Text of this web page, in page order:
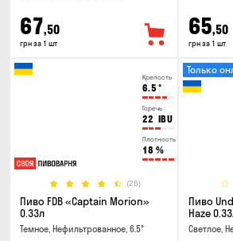
67,50
грн за 1 шт
65,50
грн за 1 шт
Крепость
6.5 °
Горечь
22 IBU
Плотность
18 %
(26)
Пиво FDB «Captain Morion»
0.33л
Темное, Нефильтрованное, 6.5°
Только
Пиво
Haze
Светлое,